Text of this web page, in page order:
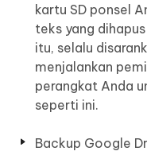
kartu SD ponsel
teks yang
itu, selalu
menjalankan
perangkat Anda
seperti ini.
Backup Google